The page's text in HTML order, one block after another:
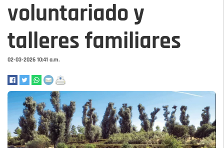
voluntariado y
talleres familiares
02-03-2026 10:41 a.m.